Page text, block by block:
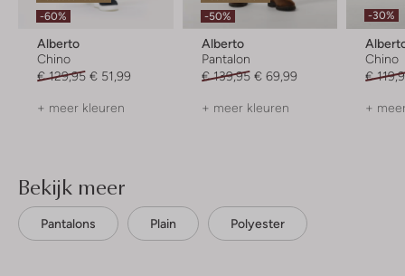
-60%
Alberto
Chino
€ 129,95 € 51,99
+ meer kleuren
-50%
Alberto
Pantalon
€ 139,95 € 69,99
+ meer kleuren
-30%
Chino
€
+
Bekijk meer
Pantalons Plain Polyester